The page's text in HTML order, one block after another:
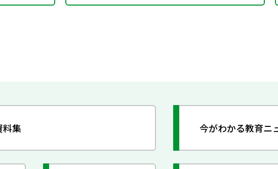
料集 今がわかる教育ニ